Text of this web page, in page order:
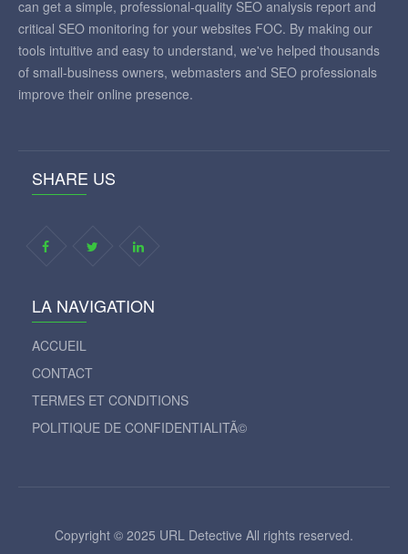
can get a simple, professional-quality SEO analysis report and
critical SEO monitoring for your websites FOC. By making our
tools intuitive and easy to understand, we've helped thousands
of small-business owners, webmasters and SEO professionals
improve their online presence.
SHARE US
LA NAVIGATION
ACCUEIL
CONTACT
TERMES ET CONDITIONS
POLITIQUE DE CONFIDENTIALITÃ©
Copyright © 2025 URL Detective All rights reserved.